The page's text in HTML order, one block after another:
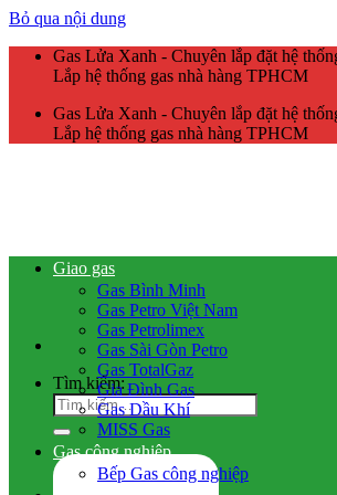
Bỏ qua nội dung
Gas Lửa Xanh - Chuyên lắp đặt hệ
Lắp hệ thống gas nhà hàng TPHCM
Gas Lửa Xanh - Chuyên lắp đặt hệ
Lắp hệ thống gas nhà hàng TPHCM
Tìm kiếm:
Giao gas
Gas Bình Minh
Gas Petro Việt Nam
Gas Petrolimex
Gas Sài Gòn Petro
Gas TotalGaz
Gia Đình Gas
Gas Dầu Khí
MISS Gas
Gas công nghiệp
Bếp Gas công nghiệp